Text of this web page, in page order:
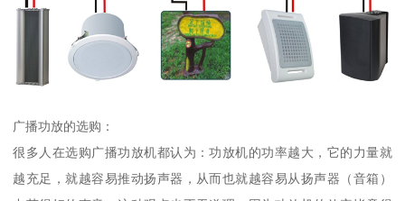
广播功放的选购：
很多人在选购广播功放机都认为：功放机的功率越大，它的力量就
越充足，就越容易推动扬声器，从而也就越容易从扬声器（音箱）